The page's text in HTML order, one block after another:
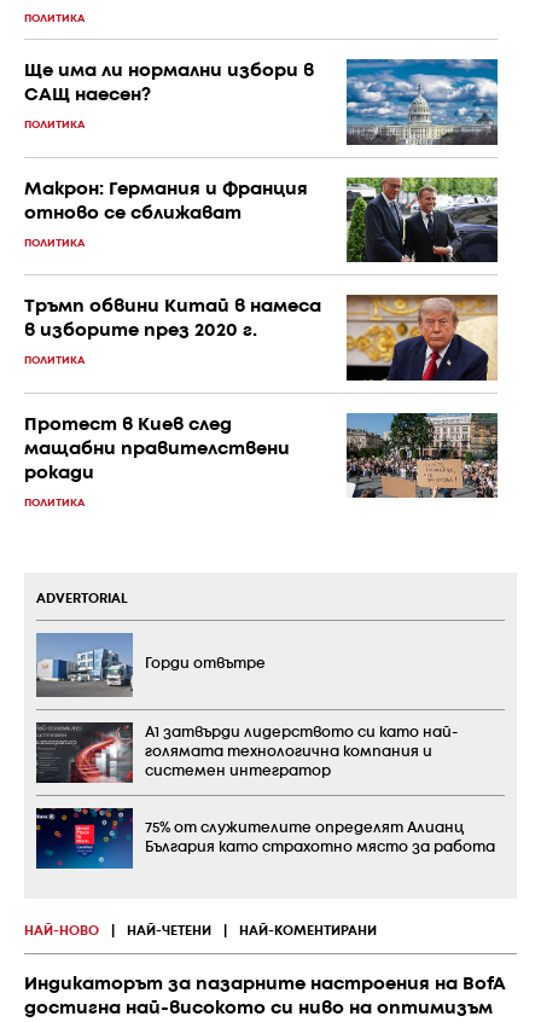
ПОЛИТИКА
Ще има ли нормални избори в
САЩ наесен?
ПОЛИТИКА
Макрон: Германия и Франция
отново се сближават
ПОЛИТИКА
Тръмп обвини Китай в намеса
в изборите през 2020 г.
ПОЛИТИКА
Протест в Киев след
мащабни правителствени
рокади
ПОЛИТИКА
НАЙ-НОВО НАЙ-ЧЕТЕНИ НАЙ-КОМЕНТИРАНИ
Индикаторът за пазарните настроения на BofA
достигна най-високото си ниво на оптимизъм
ADVERTORIAL
Горди отвътре
А1 затвърди лидерството си като най-
голямата технологична компания и
системен интегратор
75% от служителите определят Алианц
България като страхотно място за работа